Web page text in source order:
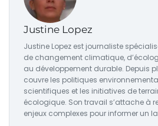
Justine Lopez
Justine Lopez est journaliste
de changement climatique,
au développement durable. Depuis
couvre les politiques
scientifiques et les initiatives de
écologique. Son travail s’attache à
enjeux complexes pour informer un